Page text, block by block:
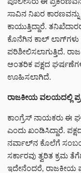
ಸಾವಿನ ನಿಖರ
ಕಾಯುತ್ತಿದ್ದಾರೆ.
ಕೊನೆಗಿನ ಕಾಲ್ ಲಾಗ್‌ಗಳು
ಪರಿಶೀಲಿಸಲಾಗುತ್ತಿದೆ.
ಆಂತರಿಕ ಪಕ್ಷದ
ಊಹಿಸಲಾಗಿದೆ.
ರಾಜಕೀಯ ವಲಯದಲ್ಲಿ
ಕಾಂಗ್ರೆಸ್ ನಾಯಕರು ಈ
ಎಂದು ಖಂಡಿಸಿದ್ದಾರೆ.
ನರ್ವಾಲ್‌ನ ಕೊಲೆಗೆ
ಸರ್ಕಾರವು ತ್ವರಿತ ಕ್ರಮ
ಇದೇನೆಂದರೆ, ರಾಜಕೀಯ